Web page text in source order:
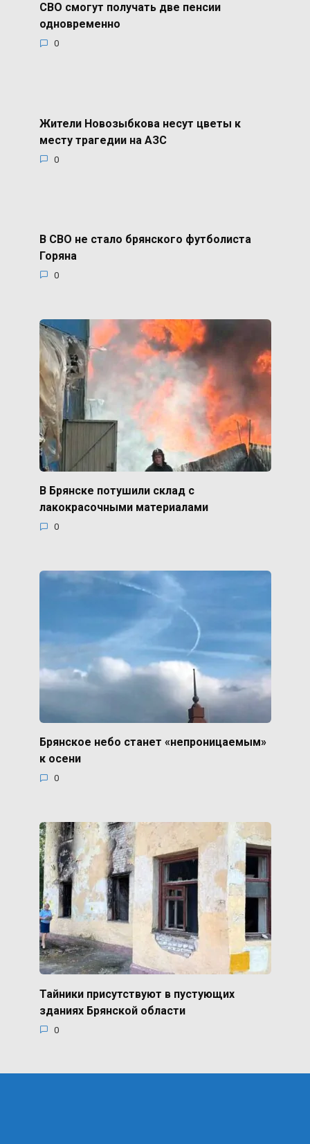
СВО смогут получать две пенсии
одновременно
0
Жители Новозыбкова несут цветы к
месту трагедии на АЗС
0
В СВО не стало брянского футболиста
Горяна
0
В Брянске потушили склад с
лакокрасочными материалами
0
Брянское небо станет «непроницаемым»
к осени
0
Тайники присутствуют в пустующих
зданиях Брянской области
0